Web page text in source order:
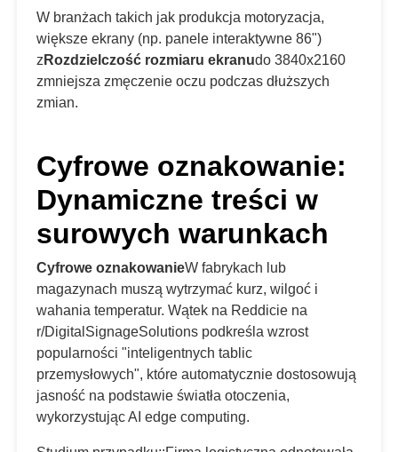
W branżach takich jak produkcja motoryzacja,
większe ekrany (np. panele interaktywne 86")
z Rozdzielczość rozmiaru ekranudo 3840x2160
zmniejsza zmęczenie oczu podczas dłuższych
zmian.
Cyfrowe oznakowanie:
Dynamiczne treści w
surowych warunkach
Cyfrowe oznakowanieW fabrykach lub
magazynach muszą wytrzymać kurz, wilgoć i
wahania temperatur. Wątek na Reddicie na
r/DigitalSignageSolutions podkreśla wzrost
popularności "inteligentnych tablic
przemysłowych", które automatycznie dostosowują
jasność na podstawie światła otoczenia,
wykorzystując AI edge computing.